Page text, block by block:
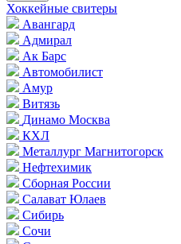
Хоккейные свитеры
Авангард
Адмирал
Ак Барс
Автомобилист
Амур
Витязь
Динамо Москва
КХЛ
Металлург Магнитогорск
Нефтехимик
Сборная России
Салават Юлаев
Сибирь
Сочи